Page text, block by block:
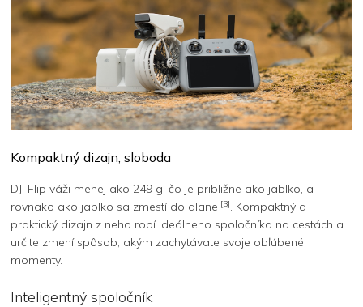
Kompaktný dizajn, sloboda
DJI Flip váži menej ako 249 g, čo je približne ako jablko, a
rovnako ako jablko sa zmestí do dlane [3]. Kompaktný a
praktický dizajn z neho robí ideálneho spoločníka na cestách a
určite zmení spôsob, akým zachytávate svoje obľúbené
momenty.
Inteligentný spoločník